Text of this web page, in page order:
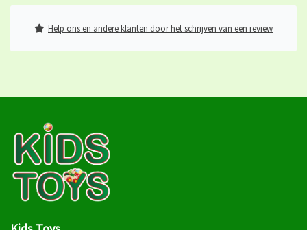
Help ons en andere klanten door het schrijven van een review